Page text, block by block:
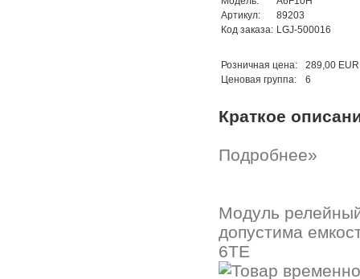
Артикул:
89203
Код заказа: LGJ-500016
Розничная цена:
289,00 EUR
Ценовая группа:
6
Краткое
Подробнее»
Модуль
допустима
6TE